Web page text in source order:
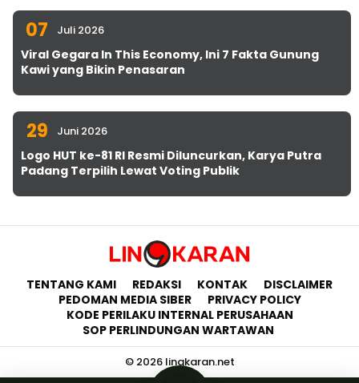
07 Juli 2026
Viral Gegara In This Economy, Ini 7 Fakta Gunung
Kawi yang Bikin Penasaran
29 Juni 2026
Logo HUT ke-81 RI Resmi Diluncurkan, Karya Putra
Padang Terpilih Lewat Voting Publik
TENTANG KAMI REDAKSI KONTAK
DISCLAIMER
PEDOMAN MEDIA SIBER
PRIVACY POLICY
KODE PERILAKU INTERNAL PERUSAHAAN
SOP PERLINDUNGAN WARTAWAN
© 2026 lingkaran.net